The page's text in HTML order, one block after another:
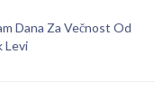
Dana Za Večnost Od
Levi